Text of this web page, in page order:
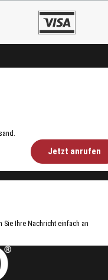
Jetzt anrufen
Sie Ihre Nachricht einfach an